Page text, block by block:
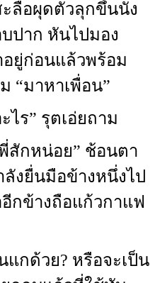
ผุดตัวลุกขึ้นนั่ง
ปาก หันไปมอง
ยู่ก่อนแล้วพร้อม
“มาหาเพื่อน”
รุตเอ่ยถาม
น่อย” ช้อนตา
งยื่นมือข้างหนึ่งไป
กข้างถือแก้วกาแฟ
วย? หรือจะเป็น